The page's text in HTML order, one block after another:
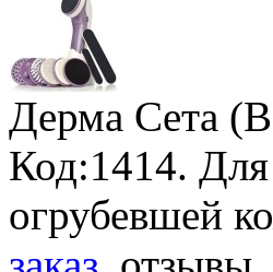
Дерма Сета
Код:1414. Для
огрубевшей